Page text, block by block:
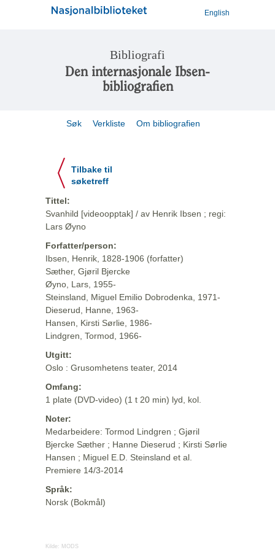
English
Bibliografi
Den internasjonale Ibsen-
bibliografien
Søk Verkliste Om bibliografien
Tilbake til
søketreff
Tittel:
Svanhild [videoopptak] / av Henrik Ibsen ; regi:
Lars Øyno
Forfatter/person:
Ibsen, Henrik, 1828-1906 (forfatter)
Sæther, Gjøril Bjercke
Øyno, Lars, 1955-
Steinsland, Miguel Emilio Dobrodenka, 1971-
Dieserud, Hanne, 1963-
Hansen, Kirsti Sørlie, 1986-
Lindgren, Tormod, 1966-
Utgitt:
Oslo : Grusomhetens teater, 2014
Omfang:
1 plate (DVD-video) (1 t 20 min) lyd, kol.
Noter:
Medarbeidere: Tormod Lindgren ; Gjøril
Bjercke Sæther ; Hanne Dieserud ; Kirsti Sørlie
Hansen ; Miguel E.D. Steinsland et al.
Premiere 14/3-2014
Språk:
Norsk (Bokmål)
Kilde: MODS